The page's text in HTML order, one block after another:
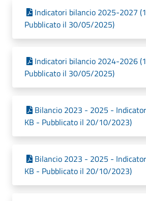
Indicatori bilancio 2025-2027
Pubblicato il 30/05/2025)
Indicatori bilancio 2024-2026
Pubblicato il 30/05/2025)
Bilancio 2023 - 2025 -
KB - Pubblicato il 20/10/2023)
Bilancio 2023 - 2025 -
KB - Pubblicato il 20/10/2023)